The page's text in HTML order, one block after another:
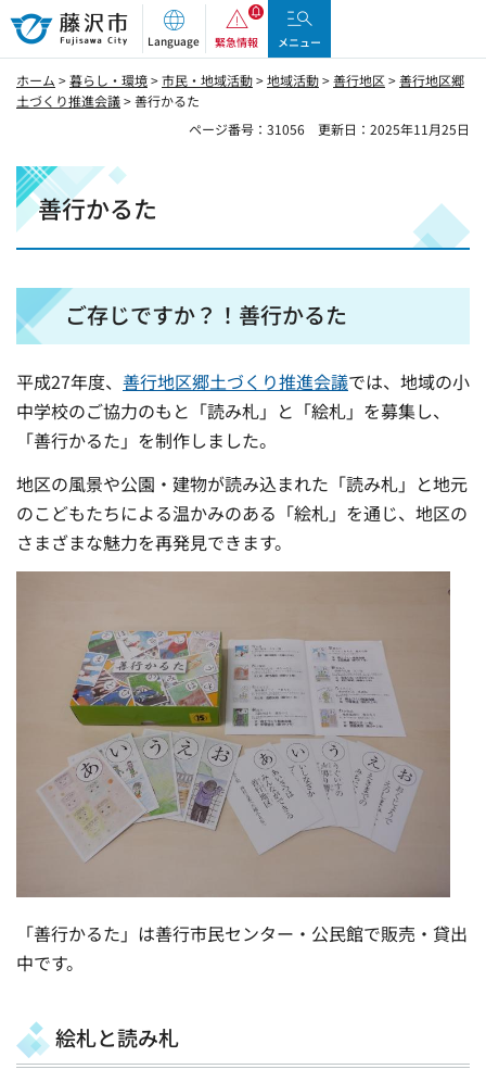
藤沢市
Language 緊急情報 メニュー
ホーム >暮らし・環境>市民・地域活動>地域活動>善行地区 >善行地区郷
土づくり推進会議> 善行かるた
ページ番号：31056
更新日：2025年11月25日
善行かるた
ご存じですか？！善行かるた
平成27年度、 善行地区郷土づくり推進会議では、地域の小
中学校のご協力のもと「読み札」と「絵札」を募集し、
「善行かるた」を制作しました。
地区の風景や公園・建物が読み込まれた「読み札」と地元
のこどもたちによる温かみのある「絵札」を通じ、地区の
さまざまな魅力を再発見できます。
「善行かるた」は善行市民センター・公民館で販売・貸出
中です。
絵札と読み札